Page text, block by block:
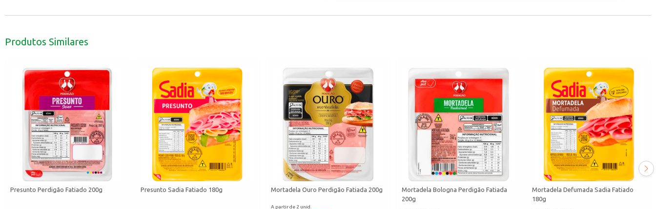
Produtos Similares
Presunto Perdigão Fatiado 200g Presunto Sadia Fatiado 180g Mortadela Ouro Perdigão Fatiada 200g
A partir de 2 unid.
Mortadela Bologna Perdigão Fatiada
200g
Mortadela Defumada Sadia Fatiado
180g